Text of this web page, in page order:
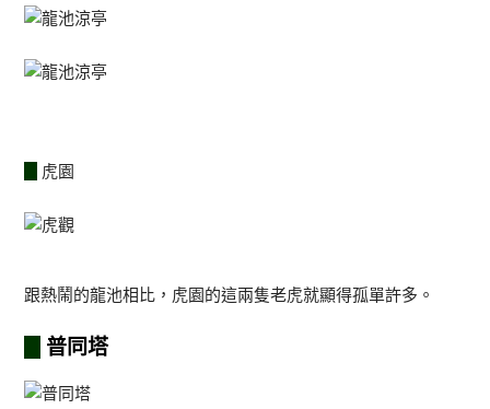
虎園
跟熱鬧的龍池相比，虎園的這兩隻老虎就顯得孤單許多。
普同塔